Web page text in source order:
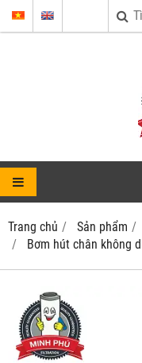
Trang chủ Sản phẩm
Bơm hút chân không